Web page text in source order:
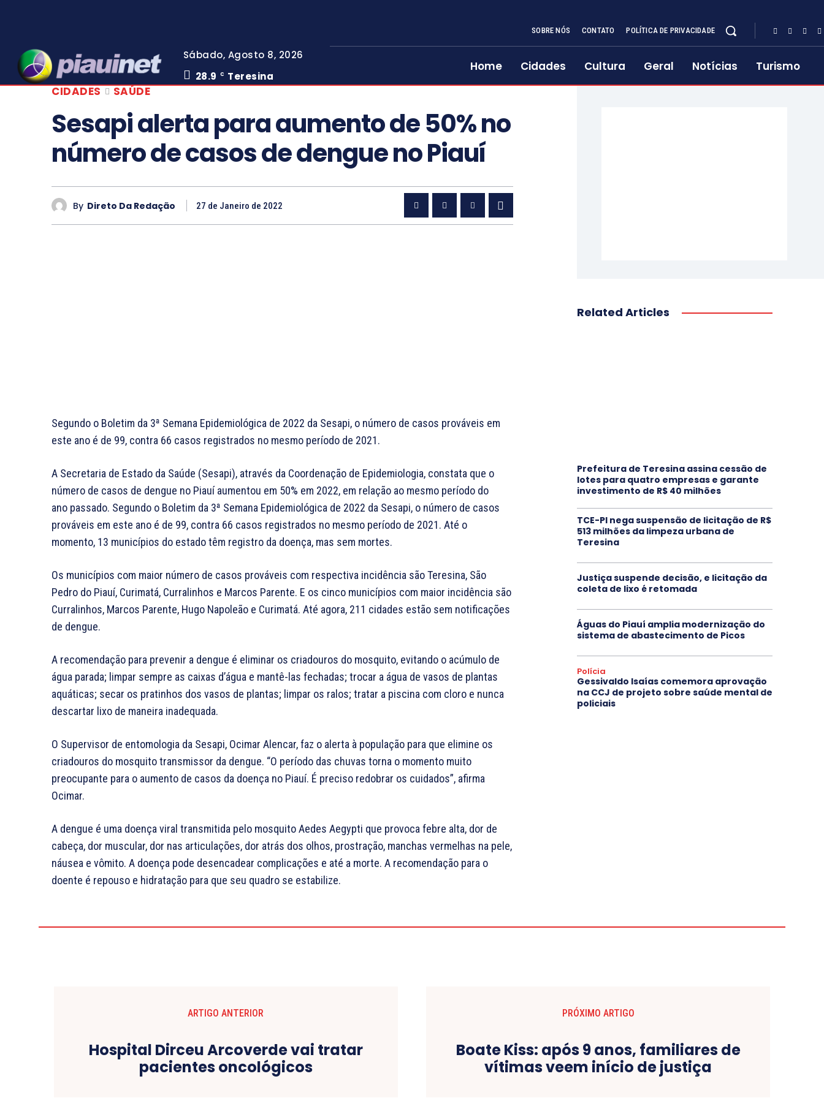
Sábado, Agosto 8, 2026
28.9
C Teresina
SOBRE NÓS CONTATO POLÍTICA DE PRIVACIDADE
Home Cidades Cultura Geral Notícias
Turismo
CIDADES
SAÚDE
Sesapi alerta para aumento de 50% no
número de casos de dengue no Piauí
By Direto Da Redação 27 de Janeiro de 2022
Segundo o Boletim da 3ª Semana Epidemiológica de 2022 da Sesapi, o número de casos prováveis em
este ano é de 99, contra 66 casos registrados no mesmo período de 2021.
A Secretaria de Estado da Saúde (Sesapi), através da Coordenação de Epidemiologia, constata que o
número de casos de dengue no Piauí aumentou em 50% em 2022, em relação ao mesmo período do
ano passado. Segundo o Boletim da 3ª Semana Epidemiológica de 2022 da Sesapi, o número de casos
prováveis em este ano é de 99, contra 66 casos registrados no mesmo período de 2021. Até o
momento, 13 municípios do estado têm registro da doença, mas sem mortes.
Os municípios com maior número de casos prováveis com respectiva incidência são Teresina, São
Pedro do Piauí, Curimatá, Curralinhos e Marcos Parente. E os cinco municípios com maior incidência são
Curralinhos, Marcos Parente, Hugo Napoleão e Curimatá. Até agora, 211 cidades estão sem notificações
de dengue.
A recomendação para prevenir a dengue é eliminar os criadouros do mosquito, evitando o acúmulo de
água parada; limpar sempre as caixas d’água e mantê-las fechadas; trocar a água de vasos de plantas
aquáticas; secar os pratinhos dos vasos de plantas; limpar os ralos; tratar a piscina com cloro e nunca
descartar lixo de maneira inadequada.
O Supervisor de entomologia da Sesapi, Ocimar Alencar, faz o alerta à população para que elimine os
criadouros do mosquito transmissor da dengue. “O período das chuvas torna o momento muito
preocupante para o aumento de casos da doença no Piauí. É preciso redobrar os cuidados”, afirma
Ocimar.
A dengue é uma doença viral transmitida pelo mosquito Aedes Aegypti que provoca febre alta, dor de
cabeça, dor muscular, dor nas articulações, dor atrás dos olhos, prostração, manchas vermelhas na pele,
náusea e vômito. A doença pode desencadear complicações e até a morte. A recomendação para o
doente é repouso e hidratação para que seu quadro se estabilize.
Related Articles
Prefeitura de Teresina assina cessão de
lotes para quatro empresas e garante
investimento de R$ 40 milhões
TCE-PI nega suspensão de licitação de R$
513 milhões da limpeza urbana de
Teresina
Justiça suspende decisão, e licitação da
coleta de lixo é retomada
Águas do Piauí amplia modernização do
sistema de abastecimento de Picos
Polícia
Gessivaldo Isaías comemora aprovação
na CCJ de projeto sobre saúde mental de
policiais
ARTIGO ANTERIOR
Hospital Dirceu Arcoverde vai tratar
pacientes oncológicos
PRÓXIMO ARTIGO
Boate Kiss: após 9 anos, familiares de
vítimas veem início de justiça